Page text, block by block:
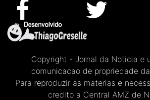
Copyright - Jornal da Noticia e
comunicacao de propriedade
Para reproduzir as materias e
credito a Central AMZ de